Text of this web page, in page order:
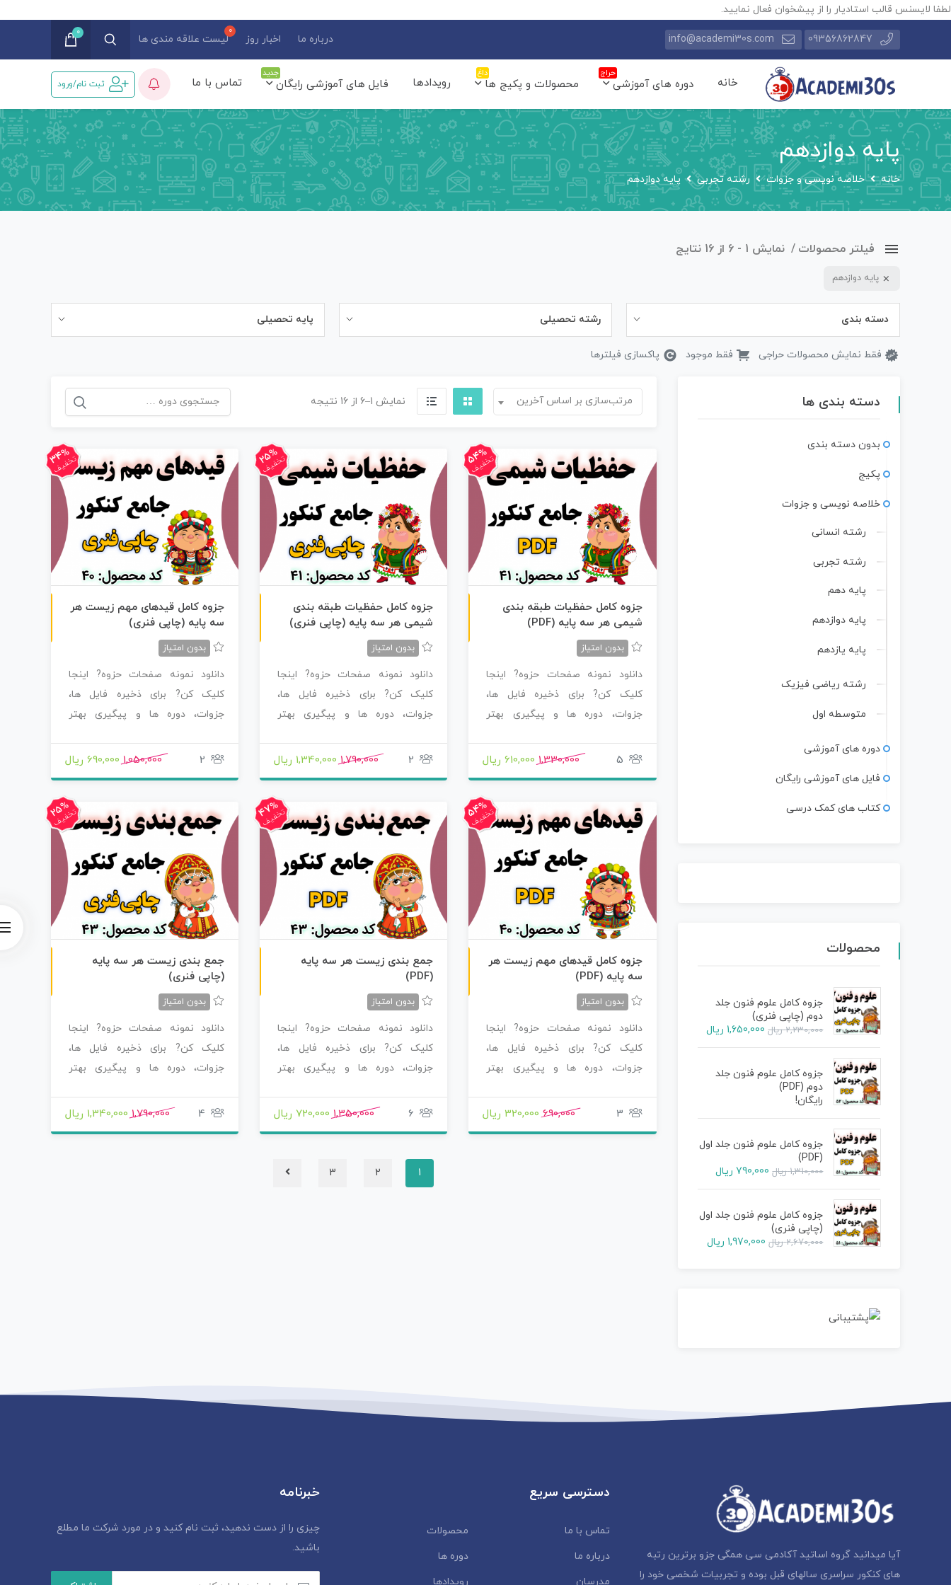
لطفا لایسنس قالب استادیار را از پیشخوان فعال نمایید.
09356862847
info@academi30s.com درباره ما اخبار روز لیست علاقه مندی ها
0
خانه دوره های آموزشی
حراج
محصولات و پکیج ها
داغ
رویدادها فایل های آموزشی رایگان
جدید
تماس با ما ثبت نام/ورود
پایه دوازدهم
خانه خلاصه نویسی و جزوات رشته تجربی پایه دوازدهم
فیلتر محصولات نمایش 1 - 6 از 16 نتایج
پایه دوازدهم
دسته بندی رشته تحصیلی پایه تحصیلی
فقط نمایش محصولات حراجی فقط موجود پاکسازی فیلترها
مرتب‌سازی بر اساس آخرین نمایش 1–6 از 16 نتیجه
جستجو
برای:
54%
تخفیف
جزوه کامل حفظیات طبقه بندی
شیمی هر سه پایه (PDF)
بدون امتیاز
دانلود نمونه صفحات حزوه? اینجا
کلیک کن? برای ذخیره فایل ها،
جزوات، دوره ها و پیگیری بهتر
5
1,330,000 610,000 ریال
25%
تخفیف
جزوه کامل حفظیات طبقه بندی
شیمی هر سه پایه (چاپی فنری)
بدون امتیاز
دانلود نمونه صفحات حزوه? اینجا
کلیک کن? برای ذخیره فایل ها،
جزوات، دوره ها و پیگیری بهتر
2
1,790,000 1,340,000 ریال
34%
تخفیف
جزوه کامل قیدهای مهم زیست هر
سه پایه (چاپی فنری)
بدون امتیاز
دانلود نمونه صفحات حزوه? اینجا
کلیک کن? برای ذخیره فایل ها،
جزوات، دوره ها و پیگیری بهتر
2
1,050,000 690,000 ریال
54%
تخفیف
جزوه کامل قیدهای مهم زیست هر
سه پایه (PDF)
بدون امتیاز
دانلود نمونه صفحات حزوه? اینجا
کلیک کن? برای ذخیره فایل ها،
جزوات، دوره ها و پیگیری بهتر
3
690,000 320,000 ریال
47%
تخفیف
جمع بندی زیست هر سه پایه
(PDF)
بدون امتیاز
دانلود نمونه صفحات حزوه? اینجا
کلیک کن? برای ذخیره فایل ها،
جزوات، دوره ها و پیگیری بهتر
6
1,350,000 720,000 ریال
25%
تخفیف
جمع بندی زیست هر سه پایه
(چاپی فنری)
بدون امتیاز
دانلود نمونه صفحات حزوه? اینجا
کلیک کن? برای ذخیره فایل ها،
جزوات، دوره ها و پیگیری بهتر
4
1,790,000 1,340,000 ریال
1
2
3
دسته بندی ها
بدون دسته بندی
پکیج
خلاصه نویسی و جزوات
رشته انسانی
رشته تجربی
پایه دهم
پایه دوازدهم
پایه یازدهم
رشته ریاضی فیزیک
متوسطه اول
دوره های آموزشی
فایل های آموزشی رایگان
کتاب های کمک درسی
محصولات
جزوه کامل علوم فنون جلد
دوم (چاپی فنری)
2,230,000 ریال 1,650,000 ریال
جزوه کامل علوم فنون جلد
دوم (PDF)
رایگان!
جزوه کامل علوم فنون جلد اول
(PDF)
1,310,000 ریال 790,000 ریال
جزوه کامل علوم فنون جلد اول
(چاپی فنری)
2,670,000 ریال 1,970,000 ریال
آیا میدانید گروه اساتید آکادمی سی همگی جزو برترین رتبه
های کنکور سراسری سالهای قبل بوده و تجربیات شخصی خود را
دسترسی سریع
تماس با ما
محصولات
درباره ما
دوره ها
مدرسان
رویدادها
خبرنامه
چیزی را از دست ندهید، ثبت نام کنید و در مورد شرکت ما مطلع
باشید.